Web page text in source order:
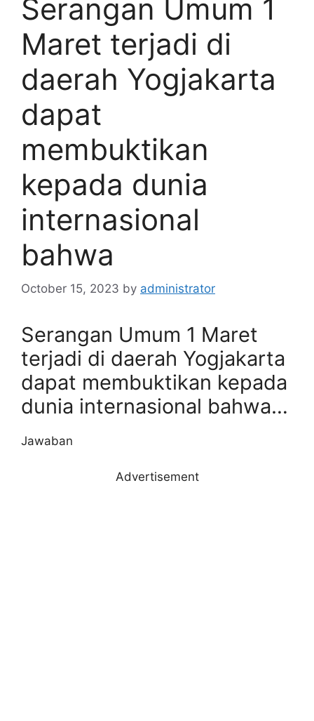
Serangan Umum 1
Maret terjadi di
daerah Yogjakarta
dapat
membuktikan
kepada dunia
internasional
bahwa
October 15, 2023 by administrator
Serangan Umum 1 Maret
terjadi di daerah Yogjakarta
dapat membuktikan kepada
dunia internasional bahwa…
Jawaban
Advertisement